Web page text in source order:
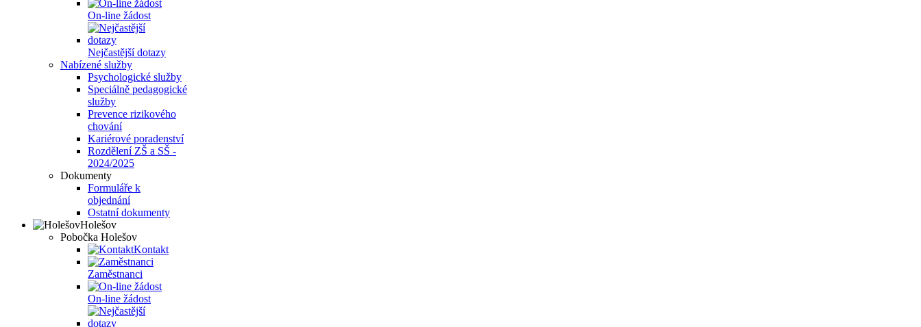
On-line žádost
Nejčastější dotazy
Nabízené služby
Psychologické služby
Speciálně pedagogické
služby
Prevence rizikového
chování
Kariérové poradenství
Rozdělení ZŠ a SŠ -
2024/2025
Dokumenty
Formuláře k
objednání
Ostatní dokumenty
Holešov
Pobočka Holešov
Kontakt
Zaměstnanci
On-line žádost